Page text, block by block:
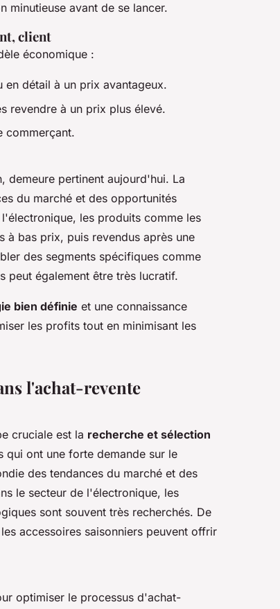
minutieuse avant de se lancer.
client
économique :
détail à un prix avantageux.
revendre à un prix plus élevé.
commerçant.
demeure pertinent aujourd'hui. La
du marché et des opportunités
les produits comme les
à bas prix, puis revendus après une
des segments spécifiques comme
peut également être très lucratif.
bien définie et une connaissance
les profits tout en minimisant les
l'achat-revente
cruciale est la recherche et sélection
qui ont une forte demande sur le
des tendances du marché et des
le secteur de l'électronique, les
sont souvent très recherchés. De
accessoires saisonniers peuvent offrir
optimiser le processus d'achat-